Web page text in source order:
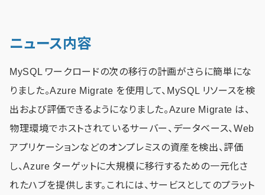
ニュース内容
MySQL ワークロードの次の移行の計画がさらに簡単にな
りました。Azure Migrate を使用して、MySQL リソースを検
出および評価できるようになりました。Azure Migrate は、
物理環境でホストされているサーバー、データベース、Web
アプリケーションなどのオンプレミスの資産を検出、評価
し、Azure ターゲットに大規模に移行するための一元化さ
れたハブを提供します。これには、サービスとしてのプラット